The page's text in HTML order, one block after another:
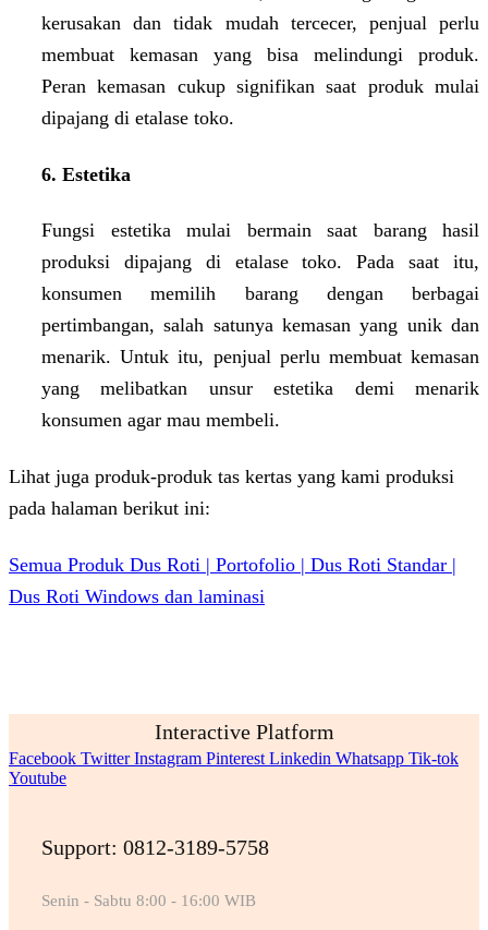
kerusakan dan tidak mudah tercecer, penjual perlu
membuat kemasan yang bisa melindungi produk.
Peran kemasan cukup signifikan saat produk mulai
dipajang di etalase toko.
6. Estetika
Fungsi estetika mulai bermain saat barang hasil
produksi dipajang di etalase toko. Pada saat itu,
konsumen memilih barang dengan berbagai
pertimbangan, salah satunya kemasan yang unik dan
menarik. Untuk itu, penjual perlu membuat kemasan
yang melibatkan unsur estetika demi menarik
konsumen agar mau membeli.
Lihat juga produk-produk tas kertas yang kami produksi
pada halaman berikut ini:
Semua Produk Dus Roti | Portofolio | Dus Roti Standar |
Dus Roti Windows dan laminasi
Interactive Platform
Facebook Twitter Instagram Pinterest Linkedin Whatsapp Tik-tok
Youtube
Support: 0812-3189-5758
Senin - Sabtu 8:00 - 16:00 WIB